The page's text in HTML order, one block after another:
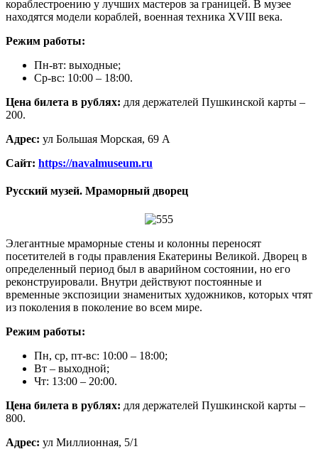
кораблестроению у лучших мастеров за границей. В музее
находятся модели кораблей, военная техника XVIII века.
Режим работы:
Пн-вт: выходные;
Ср-вс: 10:00 – 18:00.
Цена билета в рублях: для держателей Пушкинской карты –
200.
Адрес: ул Большая Морская, 69 А
Сайт: https://navalmuseum.ru
Русский музей. Мраморный дворец
Элегантные мраморные стены и колонны переносят
посетителей в годы правления Екатерины Великой. Дворец в
определенный период был в аварийном состоянии, но его
реконструировали. Внутри действуют постоянные и
временные экспозиции знаменитых художников, которых чтят
из поколения в поколение во всем мире.
Режим работы:
Пн, ср, пт-вс: 10:00 – 18:00;
Вт – выходной;
Чт: 13:00 – 20:00.
Цена билета в рублях: для держателей Пушкинской карты –
800.
Адрес: ул Миллионная, 5/1